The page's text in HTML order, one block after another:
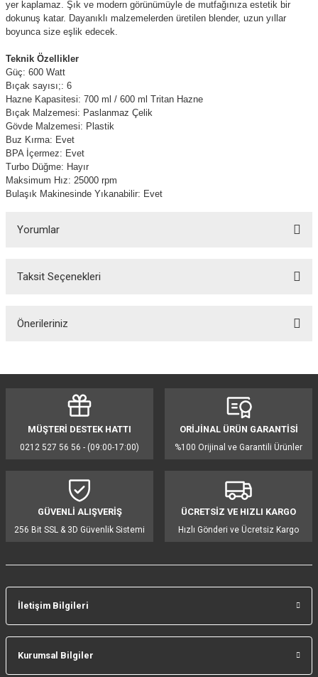
yer kaplamaz. Şık ve modern görünümüyle de mutfağınıza estetik bir
dokunuş katar. Dayanıklı malzemelerden üretilen blender, uzun yıllar
boyunca size eşlik edecek.
Teknik Özellikler
Güç: 600 Watt
Bıçak sayısı;: 6
Hazne Kapasitesi: 700 ml / 600 ml Tritan Hazne
Bıçak Malzemesi: Paslanmaz Çelik
Gövde Malzemesi: Plastik
Buz Kırma: Evet
BPA İçermez: Evet
Turbo Düğme: Hayır
Maksimum Hız: 25000 rpm
Bulaşık Makinesinde Yıkanabilir: Evet
Yorumlar
Taksit Seçenekleri
Önerileriniz
Görüş ve önerileriniz için teşekkür ederiz.
Ürün resmi kalitesiz, bozuk veya görüntülenemiyor.
Ürün açıklamasında eksik bilgiler bulunuyor.
Ürün fiyatı diğer sitelerden daha pahalı.
Bu ürüne benzer farklı alternatifler olmalı.
MÜŞTERİ DESTEK HATTI
0212 527 56 56 - (09:00-17:00)
ORİJİNAL ÜRÜN GARANTİSİ
%100 Orijinal ve Garantili Ürünler
GÜVENLİ ALIŞVERİŞ
256 Bit SSL & 3D Güvenlik Sistemi
ÜCRETSİZ VE HIZLI KARGO
Hızlı Gönderi ve Ücretsiz Kargo
İletişim Bilgileri
Kurumsal Bilgiler